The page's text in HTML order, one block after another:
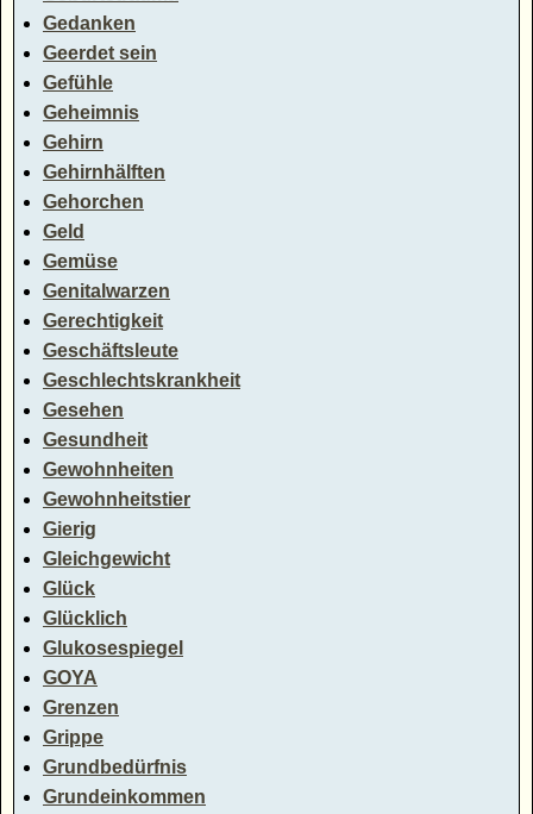
Gedanken
Geerdet sein
Gefühle
Geheimnis
Gehirn
Gehirnhälften
Gehorchen
Geld
Gemüse
Genitalwarzen
Gerechtigkeit
Geschäftsleute
Geschlechtskrankheit
Gesehen
Gesundheit
Gewohnheiten
Gewohnheitstier
Gierig
Gleichgewicht
Glück
Glücklich
Glukosespiegel
GOYA
Grenzen
Grippe
Grundbedürfnis
Grundeinkommen